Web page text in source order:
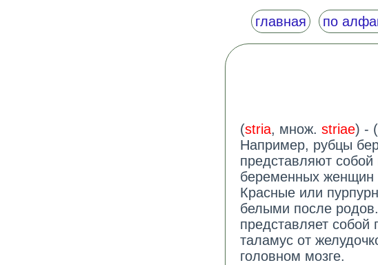
главная по
(stria, множ. striae) -
Например, рубцы
представляют
беременных женщин
Красные или
белыми после
представляет собой
таламус от
головном мозге.